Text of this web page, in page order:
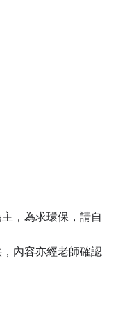
，為求環保，請自
，內容亦經老師確認